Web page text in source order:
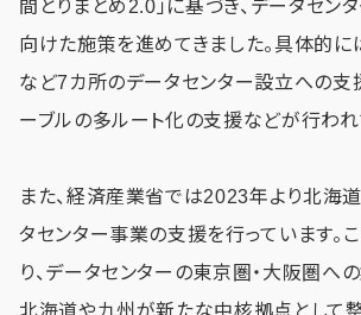
間とりまとめ2.0」に基づき、データセン
向けた施策を進めてきました。具体的に
など7カ所のデータセンター設立への支
ーブルの多ルート化の支援などが行われ
また、経済産業省では2023年より北海
タセンター事業の支援を行っています。
り、データセンターの東京圏・大阪圏へ